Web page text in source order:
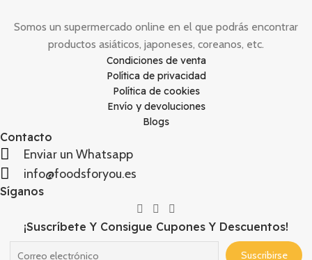
Somos un supermercado online en el que podrás encontrar
productos asiáticos, japoneses, coreanos, etc.
Condiciones de venta
Política de privacidad
Política de cookies
Envío y devoluciones
Blogs
Contacto
Enviar un Whatsapp
info@foodsforyou.es
Síganos
¡Suscríbete Y Consigue Cupones Y Descuentos!